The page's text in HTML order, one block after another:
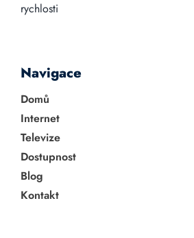
rychlosti
Navigace
Domů
Internet
Televize
Dostupnost
Blog
Kontakt